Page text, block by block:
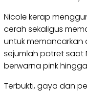
Nicole kerap
cerah sekaligus
untuk memancarkan
sejumlah potret saat
berwarna pink
Terbukti, gaya dan